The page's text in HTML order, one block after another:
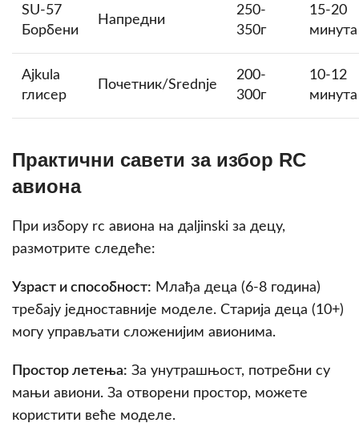
SU-57
Борбени
Напредни
250-
350г
15-20
минута
Ajkula
глисер
Почетник/Srednje
200-
300г
10-12
минута
Практични савети за избор RC
авиона
При избору rc авиона на дaljinski за децу,
размотрите следеће:
Узраст и способност: Млађа деца (6-8 година)
требају једноставније моделе. Старија деца (10+)
могу управљати сложенијим авионима.
Простор летења: За унутрашњост, потребни су
мањи авиони. За отворени простор, можете
користити веће моделе.